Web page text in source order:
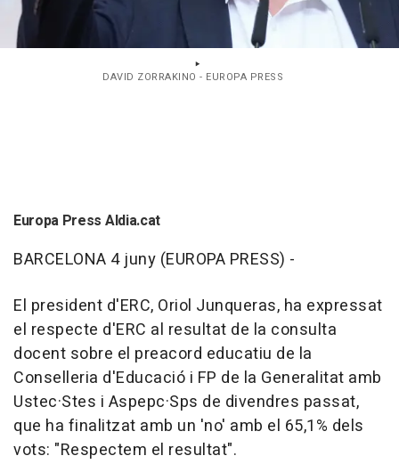
DAVID ZORRAKINO - EUROPA PRESS
Europa Press Aldia.cat
BARCELONA 4 juny (EUROPA PRESS) -
El president d'ERC, Oriol Junqueras, ha expressat
el respecte d'ERC al resultat de la consulta
docent sobre el preacord educatiu de la
Conselleria d'Educació i FP de la Generalitat amb
Ustec·Stes i Aspepc·Sps de divendres passat,
que ha finalitzat amb un 'no' amb el 65,1% dels
vots: "Respectem el resultat".